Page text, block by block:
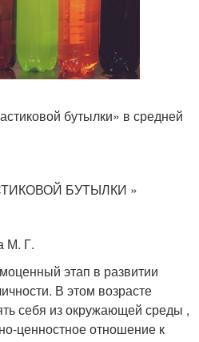
бутылки» в средней
БУТЫЛКИ »
М. Г.
этап в развитии
В этом возрасте
себя из окружающей среды ,
ценностное отношение к